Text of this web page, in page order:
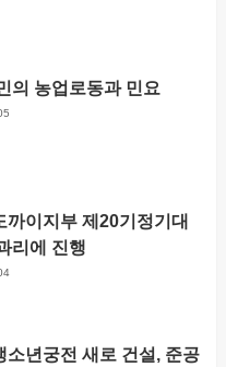
의 농업로동과 민요
까이지부 제20기정기대
리에 진행
소년궁전 새로 건설, 준공